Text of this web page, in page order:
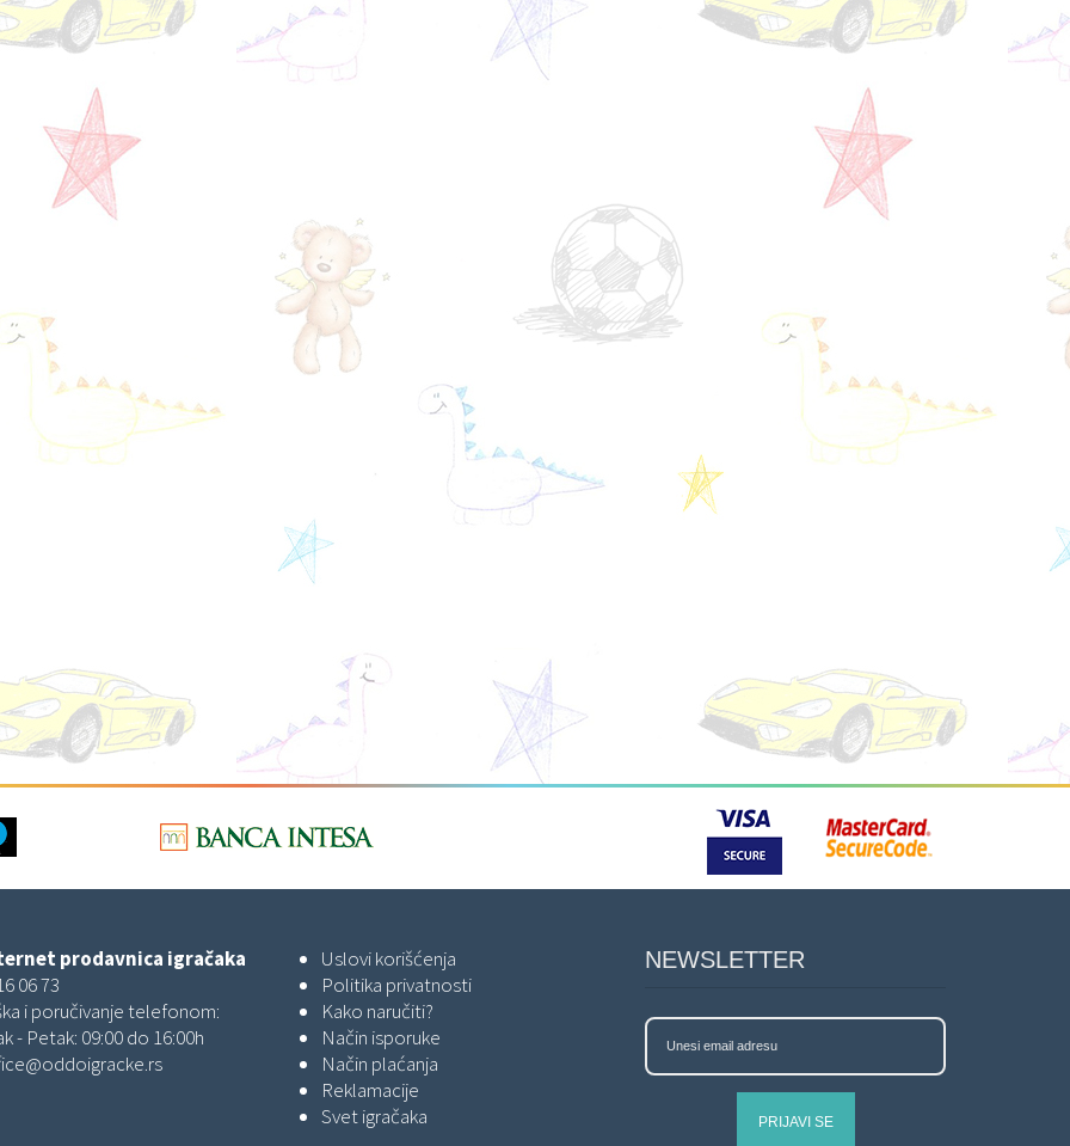
prodavnica igračaka
06 73
i poručivanje telefonom:
- Petak: 09:00 do 16:00h
Uslovi korišćenja
Politika privatnosti
Kako naručiti?
Način isporuke
Način plaćanja
Reklamacije
Svet igračaka
NEWSLETTER
PRIJAVI SE